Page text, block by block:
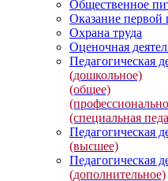
Общественное
Оказание
Охрана труда
Оценочная
Педагогическая
(дошкольное)
(общее)
(специальная
Педагогическая
(высшее)
Педагогическая
(дополнительное)